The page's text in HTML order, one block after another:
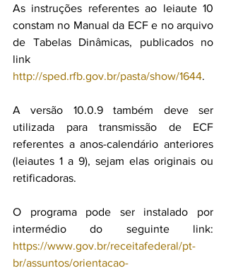
As instruções referentes ao leiaute 10
constam no Manual da ECF e no arquivo
de Tabelas Dinâmicas, publicados no
http://sped.rfb.gov.br/pasta/show/1644.
A versão 10.0.9 também deve ser
utilizada para transmissão de ECF
referentes a anos-calendário anteriores
(leiautes 1 a 9), sejam elas originais ou
retificadoras.
O programa pode ser instalado por
https://www.gov.br/receitafederal/pt-
br/assuntos/orientacao-